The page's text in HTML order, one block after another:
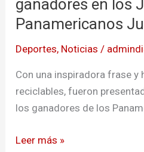
ganadores en los
Panamericanos
Deportes, Noticias /
Con una inspiradora frase y
reciclables, fueron
los ganadores de los
de
ganadores
Panamericanos
Junior
Leer más »